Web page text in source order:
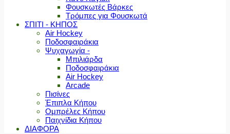
Φουσκωτές Βάρκες
Τρόμπες για Φουσκωτά
ΣΠΙΤΙ - ΚΗΠΟΣ
Air Hockey
Ποδοσφαιράκια
Ψυχαγωγία -
Μπιλιάρδα
Ποδοσφαιράκια
Air Hockey
Arcade
Πισίνες
Έπιπλα Κήπου
Ομπρέλες Κήπου
Παιχνίδια Κήπου
ΔΙΑΦΟΡΑ